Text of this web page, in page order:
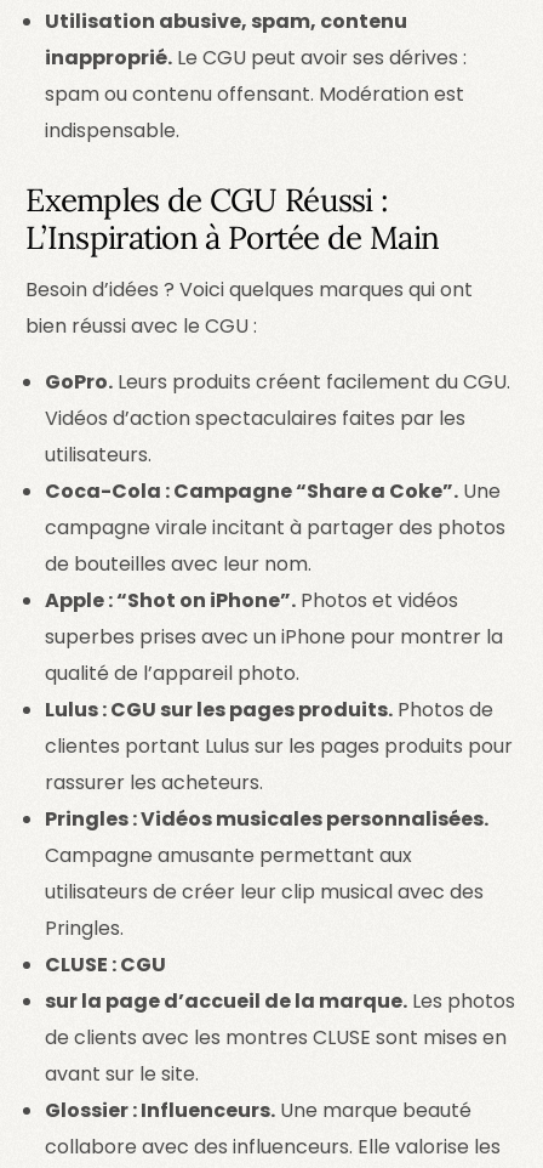
Utilisation abusive, spam, contenu
inapproprié. Le CGU peut avoir ses dérives :
spam ou contenu offensant. Modération est
indispensable.
Exemples de CGU Réussi :
L’Inspiration à Portée de Main
Besoin d’idées ? Voici quelques marques qui ont
bien réussi avec le CGU :
GoPro. Leurs produits créent facilement du CGU.
Vidéos d’action spectaculaires faites par les
utilisateurs.
Coca-Cola : Campagne “Share a Coke”. Une
campagne virale incitant à partager des photos
de bouteilles avec leur nom.
Apple : “Shot on iPhone”. Photos et vidéos
superbes prises avec un iPhone pour montrer la
qualité de l’appareil photo.
Lulus : CGU sur les pages produits. Photos de
clientes portant Lulus sur les pages produits pour
rassurer les acheteurs.
Pringles : Vidéos musicales personnalisées.
Campagne amusante permettant aux
utilisateurs de créer leur clip musical avec des
Pringles.
CLUSE : CGU
sur la page d’accueil de la marque. Les photos
de clients avec les montres CLUSE sont mises en
avant sur le site.
Glossier : Influenceurs. Une marque beauté
collabore avec des influenceurs. Elle valorise les